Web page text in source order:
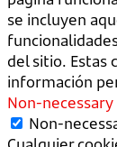
se incluyen
del sitio. Estas
información
Non-necessary
Non-